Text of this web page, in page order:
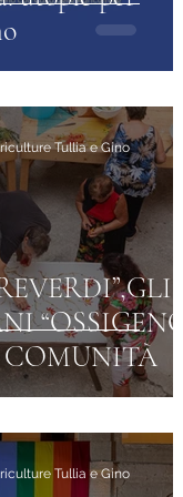
“OSSIGENO”
COMUNITÀ
Tullia e Gino
Tullia e Gino